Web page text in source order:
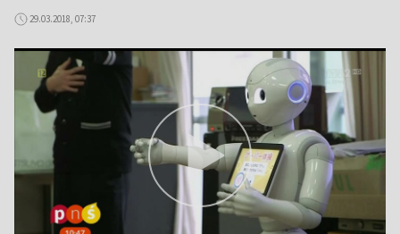
29.03.2018, 07:37